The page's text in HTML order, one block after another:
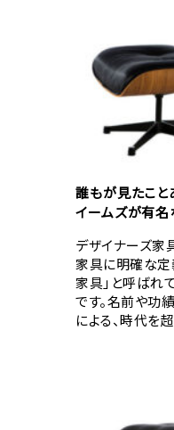
誰もが見たこと
イームズが有
デザイナーズ家
家具に明確な定
家具」と呼ばれ
です。名前や功
による、時代